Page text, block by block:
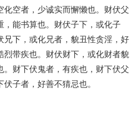
空者，少诚实而懈懒也。财伏父
，能书算也。财伏子下，或化子
下，或化兄者，貌丑性贪淫，好
带疾也。财伏财下，或化财者貌
财下伏鬼者，有疾也，财下伏父
子者，好善不猜忌也。